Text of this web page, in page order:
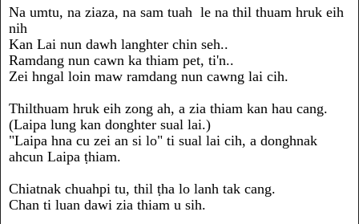
Na umtu, na ziaza, na sam tuah le na thil thuam hruk eih
nih
Kan Lai nun dawh langhter chin seh..
Ramdang nun cawn ka thiam pet, ti'n..
Zei hngal loin maw ramdang nun cawng lai cih.
Thilthuam hruk eih zong ah, a zia thiam kan hau cang.
(Laipa lung kan donghter sual lai.)
"Laipa hna cu zei an si lo" ti sual lai cih, a donghnak
ahcun Laipa ṭhiam.
Chiatnak chuahpi tu, thil ṭha lo lanh tak cang.
Chan ti luan dawi zia thiam u sih.